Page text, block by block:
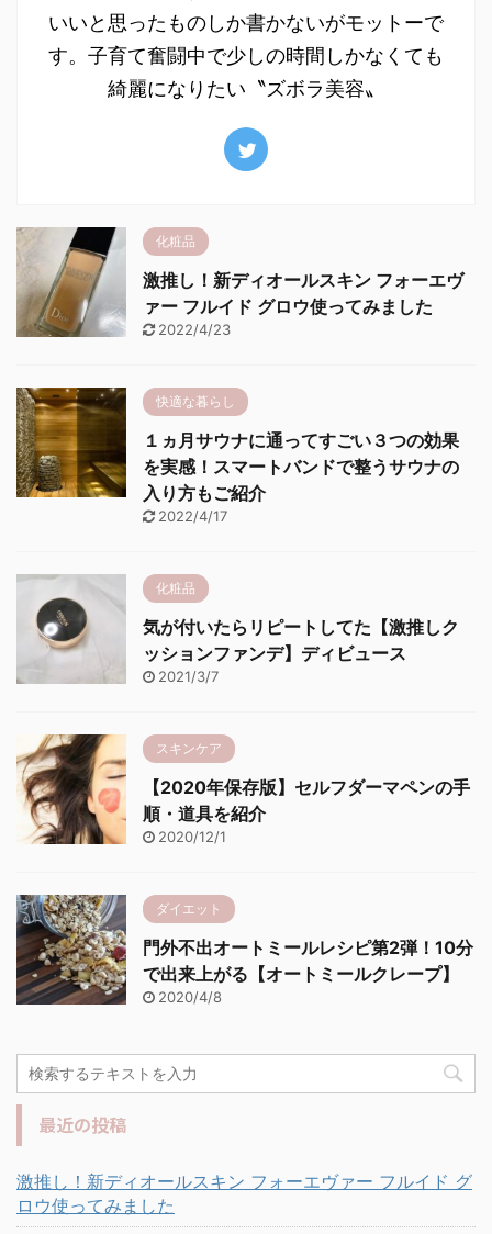
いいと思ったものしか書かないがモットーで
す。子育て奮闘中で少しの時間しかなくても
綺麗になりたい〝ズボラ美容〟
化粧品
激推し！新ディオールスキン フォーエヴ
ァー フルイド グロウ使ってみました
2022/4/23
快適な暮らし
１ヵ月サウナに通ってすごい３つの効果
を実感！スマートバンドで整うサウナの
入り方もご紹介
2022/4/17
化粧品
気が付いたらリピートしてた【激推しク
ッションファンデ】ディビュース
2021/3/7
スキンケア
【2020年保存版】セルフダーマペンの手
順・道具を紹介
2020/12/1
ダイエット
門外不出オートミールレシピ第2弾！10分
で出来上がる【オートミールクレープ】
2020/4/8
最近の投稿
激推し！新ディオールスキン フォーエヴァー フルイド グ
ロウ使ってみました